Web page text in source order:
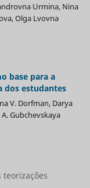
Urmina, Nina
Olga Lvovna
base para a
dos estudantes
V. Dorfman, Darya
Gubchevskaya